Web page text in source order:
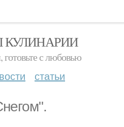
готовьте с любовью
статьи